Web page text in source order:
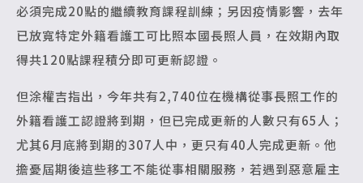
必須完成20點的繼續教育課程訓練；另因疫情影響，去年
已放寬特定外籍看護工可比照本國長照人員，在效期內取
得共120點課程積分即可更新認證。
但涂權吉指出，今年共有2,740位在機構從事長照工作的
外籍看護工認證將到期，但已完成更新的人數只有65人；
尤其6月底將到期的307人中，更只有40人完成更新。他
擔憂屆期後這些移工不能從事相關服務，若遇到惡意雇主